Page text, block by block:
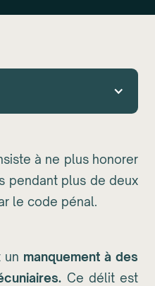
à ne plus honorer
pendant plus de deux
le code pénal.
un manquement à des
Ce délit est